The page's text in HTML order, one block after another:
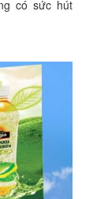
có sức hút